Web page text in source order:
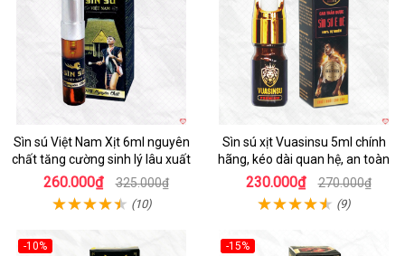
Sìn sú Việt Nam Xịt 6ml nguyên
chất tăng cường sinh lý lâu xuất
260.000₫ 325.000₫
(10)
Sìn sú xịt Vuasinsu 5ml chính
hãng, kéo dài quan hệ, an toàn
230.000₫ 270.000₫
(9)
-10%
-15%